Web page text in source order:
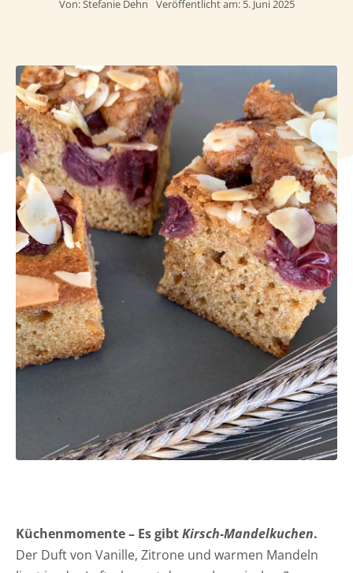
Häufig gestellte Fragen
Kontakt
Von:Stefanie Dehn Veröffentlicht am: 5. Juni 2025
Küchenmomente – Es gibtKirsch-Mandelkuchen.
Der Duft von Vanille, Zitrone und warmen Mandeln